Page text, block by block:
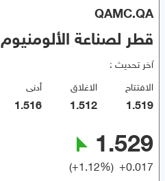
QAMC.QA
قطر لصناعة الألومنيوم
آخر تحديث :
الافتتاح
1.519
الاغلاق
1.512
أدنى
1.516
1.529
(+1.12%) +0.017